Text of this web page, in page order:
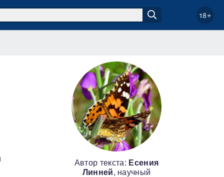
18+
Автор текста: Есения
Линней, научный